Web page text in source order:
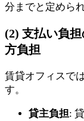
分までと定めら
(2) 支払い負
方負担
賃貸オフィスで
す。
貸主負担: